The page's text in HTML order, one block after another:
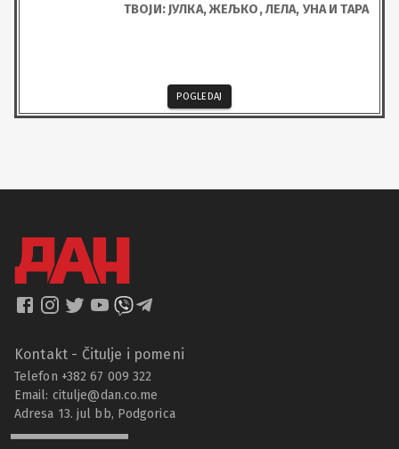
ТВОЈИ: ЈУЛКА, ЖЕЉКО, ЛЕЛА, УНА И ТАРА
POGLEDAJ
Kontakt - Čitulje i pomeni
Telefon +382 67 009 322
Email: citulje@dan.co.me
Adresa 13. jul bb, Podgorica